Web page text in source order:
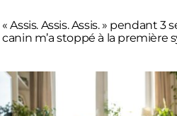
« Assis. Assis. Assis. » pendant
canin m’a stoppé à la première